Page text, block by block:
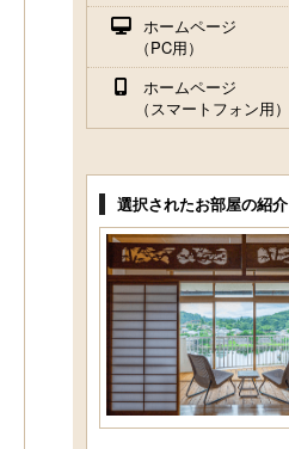
ホームページ
（PC用）
ホームページ
（スマートフォン用）
選択されたお部屋の紹介